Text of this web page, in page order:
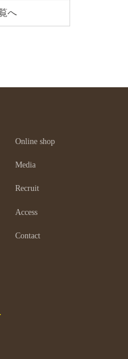
へ
Online shop
Media
Recruit
Access
Contact